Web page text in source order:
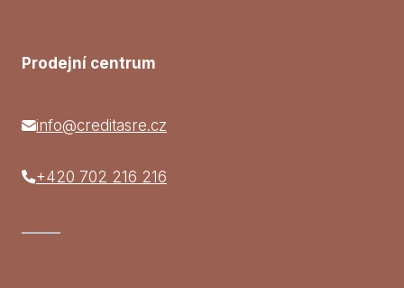
Prodejní centrum
info@creditasre.cz
+420 702 216 216